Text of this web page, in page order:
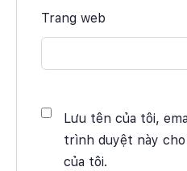
Trang web
Lưu tên của tôi,
trình duyệt này
của tôi.